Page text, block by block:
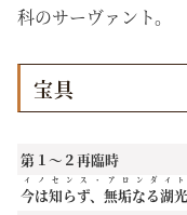
科のサーヴァント。
宝具
第１～２再臨時
今は知らず、無垢なる湖光
イノセンス・アロンダイト